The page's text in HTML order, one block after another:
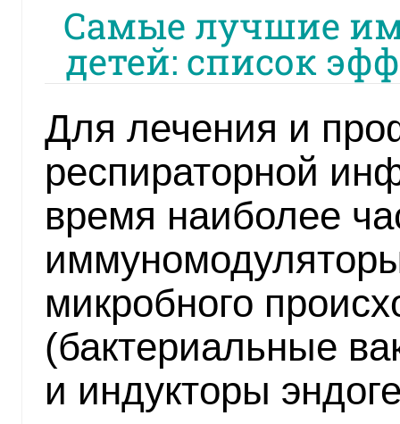
Самые лучшие
детей: список
Для лечения и
респираторной
время наиболее
микробного
(бактериальные
и индукторы